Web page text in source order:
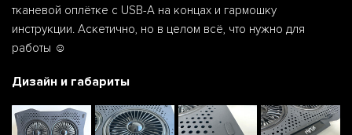
тканевой оплётке с USB-A на концах и гармошку
инструкции. Аскетично, но в целом всё, что нужно для
работы ☺️
Дизайн и габариты